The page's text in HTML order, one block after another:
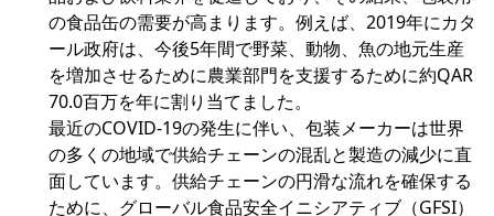
の食品缶の需要が高まります。例えば、2019年にカタ
ール政府は、今後5年間で野菜、動物、魚の地元生産
を増加させるために農業部門を支援するために約QAR
70.0百万を年に割り当てました。
最近のCOVID-19の発生に伴い、包装メーカーは世界
の多くの地域で供給チェーンの混乱と製造の減少に直
面しています。供給チェーンの円滑な流れを確保する
ために、グローバル食品安全イニシアティブ（GFSI）